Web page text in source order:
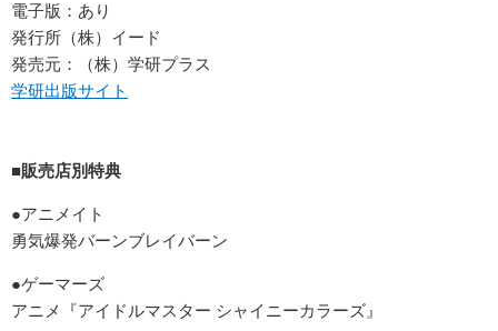
電子版：あり
発行所（株）イード
発売元：（株）学研プラス
学研出版サイト
■販売店別特典
●アニメイト
勇気爆発バーンブレイバーン
●ゲーマーズ
アニメ『アイドルマスター シャイニーカラーズ』